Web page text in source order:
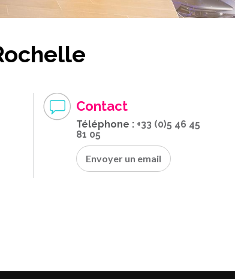
Contact
Téléphone : +33 (0)5 46 45
81 05
Envoyer un email